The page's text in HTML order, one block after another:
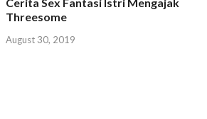
Cerita Sex Fantasi Istri Mengajak
Threesome
August 30, 2019